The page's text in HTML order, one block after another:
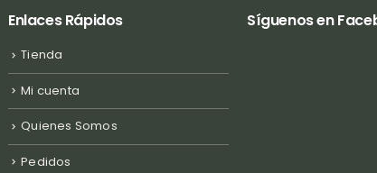
Enlaces Rápidos
Tienda
Mi cuenta
Quienes Somos
Pedidos
Síguenos en